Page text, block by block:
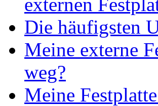
Die häufigsten
Meine externe
weg?
Meine